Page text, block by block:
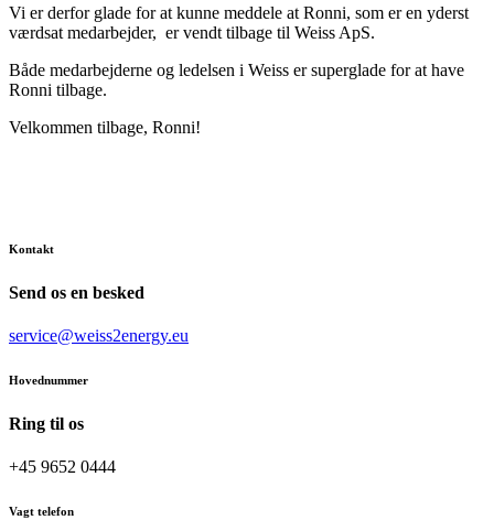
Vi er derfor glade for at kunne meddele at Ronni, som er en yderst
værdsat medarbejder, er vendt tilbage til Weiss ApS.
Både medarbejderne og ledelsen i Weiss er superglade for at have
Ronni tilbage.
Velkommen tilbage, Ronni!
Kontakt
Send os en besked
service@weiss2energy.eu
Hovednummer
Ring til os
+45 9652 0444
Vagt telefon